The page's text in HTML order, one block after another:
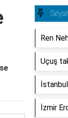
Ren
Uçuş
İzmir